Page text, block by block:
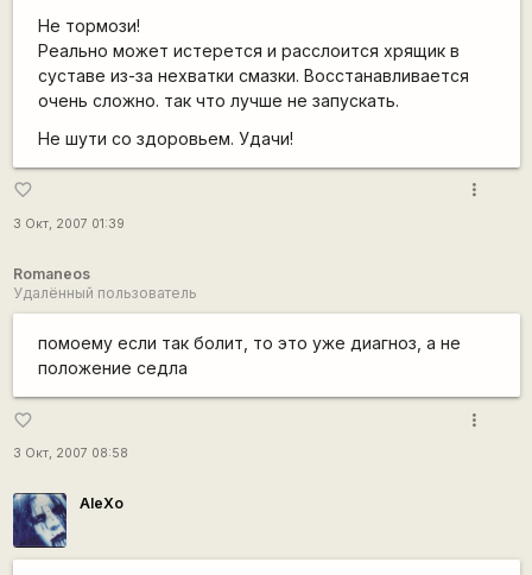
Не тормози!
Реально может истерется и расслоится хрящик в
суставе из-за нехватки смазки. Восстанавливается
очень сложно. так что лучше не запускать.
Не шути со здоровьем. Удачи!
favorite_border
3 Окт, 2007 01:39
more_vert
Romaneos
Удалённый пользователь
помоему если так болит, то это уже диагноз, а не
положение седла
favorite_border
3 Окт, 2007 08:58
more_vert
AleXo